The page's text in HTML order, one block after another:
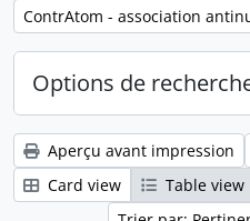
Remove filter:
ContrAtom - association
Options de
Aperçu avant impression
Card view
Table view